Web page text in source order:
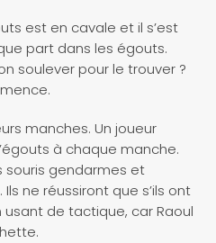
est en cavale et il s’est
part dans les égouts.
soulever pour le trouver ?
manches. Un joueur
à chaque manche.
souris gendarmes et
ne réussiront que s’ils ont
de tactique, car Raoul